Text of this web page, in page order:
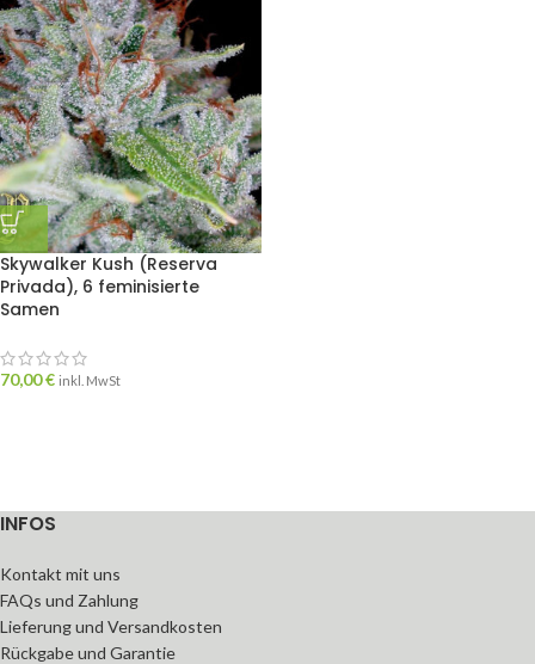
Skywalker Kush (Reserva
Privada), 6 feminisierte
Samen
70,00€ inkl. MwSt
INFOS
Kontakt mit uns
FAQs und Zahlung
Lieferung und Versandkosten
Rückgabe und Garantie